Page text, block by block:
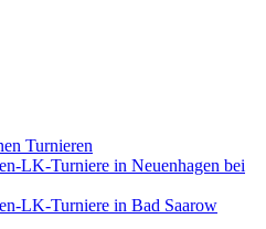
Turnieren
LK-Turniere in Neuenhagen bei
LK-Turniere in Bad Saarow